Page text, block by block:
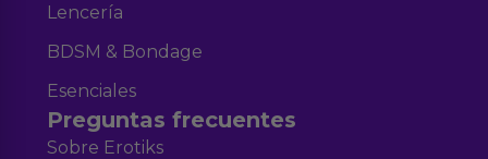
Lencería
BDSM & Bondage
Esenciales
Preguntas frecuentes
Sobre Erotiks